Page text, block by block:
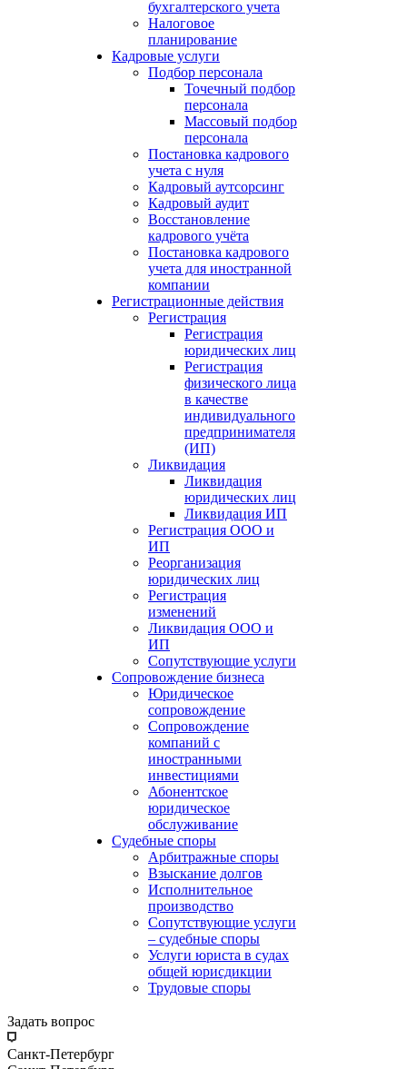
бухгалтерского учета
Налоговое
планирование
Кадровые услуги
Подбор персонала
Точечный подбор
персонала
Массовый подбор
персонала
Постановка кадрового
учета с нуля
Кадровый аутсорсинг
Кадровый аудит
Восстановление
кадрового учёта
Постановка кадрового
учета для иностранной
компании
Регистрационные действия
Регистрация
Регистрация
юридических лиц
Регистрация
физического лица
в качестве
индивидуального
предпринимателя
(ИП)
Ликвидация
Ликвидация
юридических лиц
Ликвидация ИП
Регистрация ООО и
ИП
Реорганизация
юридических лиц
Регистрация
изменений
Ликвидация ООО и
ИП
Сопутствующие услуги
Сопровождение бизнеса
Юридическое
сопровождение
Сопровождение
компаний с
иностранными
инвестициями
Абонентское
юридическое
обслуживание
Судебные споры
Арбитражные споры
Взыскание долгов
Исполнительное
производство
Сопутствующие услуги
– судебные споры
Услуги юриста в судах
общей юрисдикции
Трудовые споры
Задать вопрос
Санкт-Петербург